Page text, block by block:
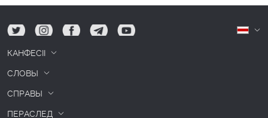
tw ig fb tg yt
КАНФЕСІІ
СЛОВЫ
СПРАВЫ
ПЕРАСЛЕД